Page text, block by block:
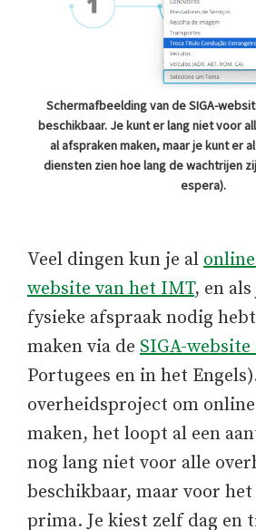
Schermafbeelding van de SIGA-
beschikbaar. Je kunt er lang niet voor
al afspraken maken, maar je kunt er
diensten zien hoe lang de wachtrijen
espera).
Veel dingen kun je al
website van het IMT, en
fysieke afspraak nodig
maken via de SIGA-
Portugees en in het
overheidsproject om
maken, het loopt al een
nog lang niet voor alle
beschikbaar, maar voor
prima. Je kiest zelf dag en